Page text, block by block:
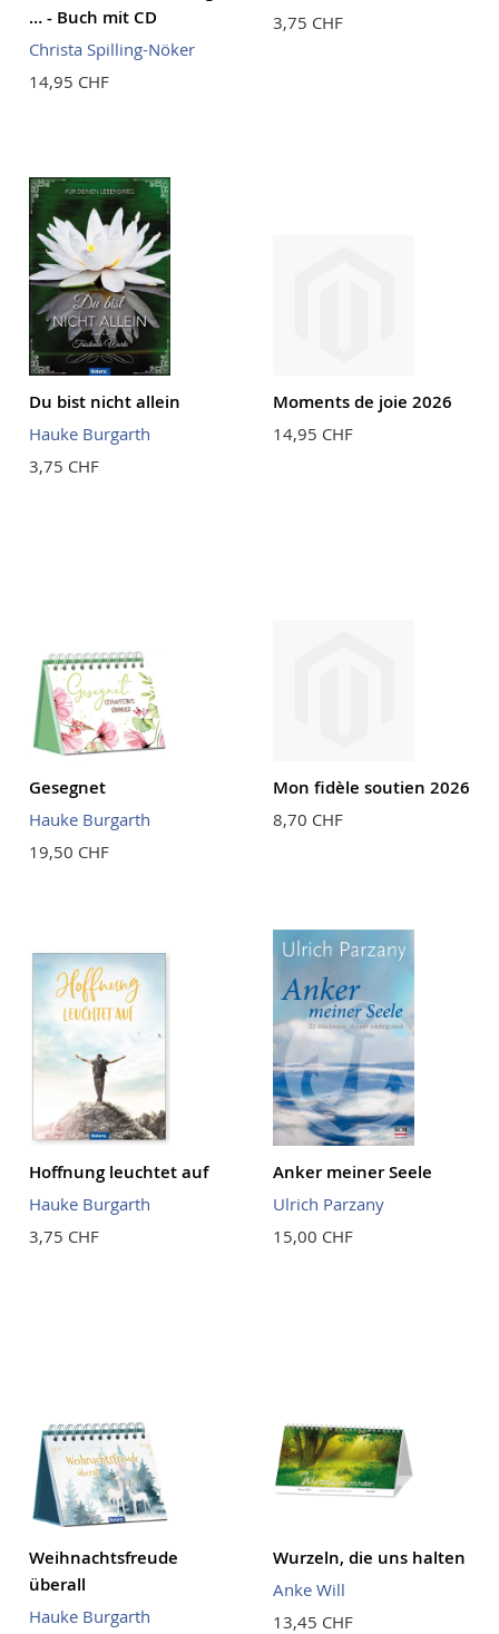
… - Buch mit CD
Christa Spilling-Nöker
14,95 CHF
3,75 CHF
Du bist nicht allein
Hauke Burgarth
3,75 CHF
Moments de joie 2026
14,95 CHF
Gesegnet
Hauke Burgarth
19,50 CHF
Mon fidèle soutien 2026
8,70 CHF
Hoffnung leuchtet auf
Hauke Burgarth
3,75 CHF
Anker meiner Seele
Ulrich Parzany
15,00 CHF
Weihnachtsfreude
überall
Hauke Burgarth
Wurzeln, die uns halten
Anke Will
13,45 CHF